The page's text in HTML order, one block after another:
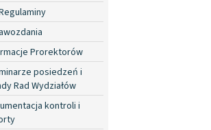
Prorektorów
posiedzeń i
Rad Wydziałów
kontroli i